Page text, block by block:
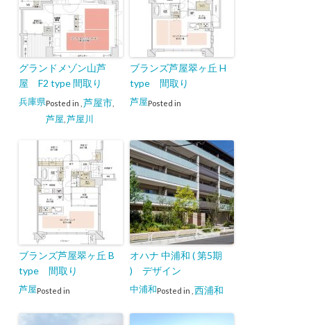
グランドメゾン山芦
屋 F2 type 間取り
Posted in
兵庫県 芦屋市,
芦屋 芦屋川
ブランズ芦屋翠ヶ丘 H
type 間取り
Posted in
芦屋
ブランズ芦屋翠ヶ丘 B
type 間取り
Posted in
芦屋
オハナ 中浦和 ( 第5期
) デザイン
Posted in
中浦和 西浦和